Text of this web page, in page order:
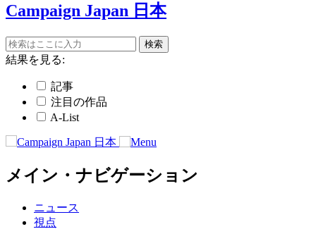
Campaign Japan 日本
結果を見る:
記事
注目の作品
A-List
メイン・ナビゲーション
ニュース
視点